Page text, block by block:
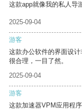
这款app就像我的私人导
2025-09-04
游客
这款办公软件的界面设
很合理，一目了然。
2025-09-04
游客
这款加速器VPM应用程